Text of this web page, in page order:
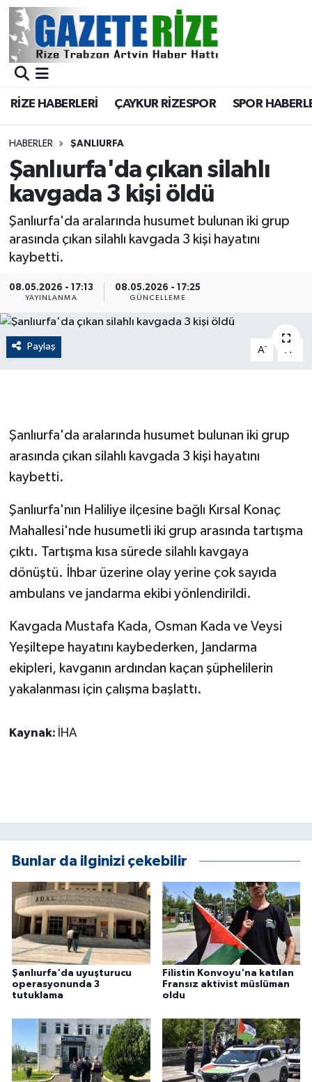
RİZE HABERLERİ ÇAYKUR RİZESPOR SPOR
HABERLER ŞANLIURFA
Şanlıurfa'da çıkan silahlı
kavgada 3 kişi öldü
Şanlıurfa'da aralarında husumet bulunan iki grup
arasında çıkan silahlı kavgada 3 kişi hayatını
kaybetti.
08.05.2026 - 17:13
YAYINLANMA
08.05.2026 - 17:25
GÜNCELLEME
Paylaş A- A
Şanlıurfa'da aralarında husumet bulunan iki grup
arasında çıkan silahlı kavgada 3 kişi hayatını
kaybetti.
Şanlıurfa'nın Haliliye ilçesine bağlı Kırsal Konaç
Mahallesi'nde husumetli iki grup arasında tartışma
çıktı. Tartışma kısa sürede silahlı kavgaya
dönüştü. İhbar üzerine olay yerine çok sayıda
ambulans ve jandarma ekibi yönlendirildi.
Kavgada Mustafa Kada, Osman Kada ve Veysi
Yeşiltepe hayatını kaybederken, Jandarma
ekipleri, kavganın ardından kaçan şüphelilerin
yakalanması için çalışma başlattı.
Kaynak: İHA
Bunlar da ilginizi çekebilir
Şanlıurfa'da uyuşturucu
operasyonunda 3
tutuklama
Filistin Konvoyu'na katılan
Fransız aktivist müslüman
oldu
BÖLGEMİZ
Asayiş
Rize Jandarma Komutanlığı
Bilim Teknoloji
Canlı Maç
ÇEVRE
EKONOMİ
English News
Finans
Flaş Haber
Gayrimenkul
GENEL
GÜNDEM
Güvenlik
Jandarma
Kadın
KÜLTÜR SANAT
MAGAZİN
POLİTİKA
Merkez Nöbetçi Eczaneler
Merkez Trafik Yoğunluk Haritası
Süper Lig Puan Durumu ve Fikstür
Tüm Manşetler